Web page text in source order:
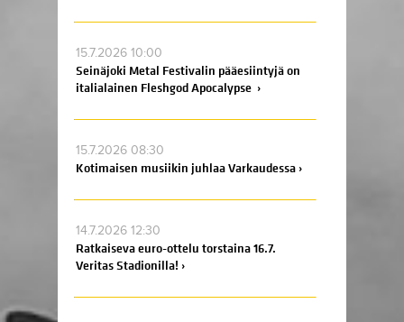
15.7.2026 10:00
Seinäjoki Metal Festivalin pääesiintyjä on
italialainen Fleshgod Apocalypse ›
15.7.2026 08:30
Kotimaisen musiikin juhlaa Varkaudessa ›
14.7.2026 12:30
Ratkaiseva euro-ottelu torstaina 16.7.
Veritas Stadionilla! ›